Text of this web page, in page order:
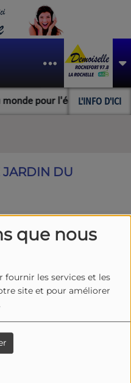
que nous
fournir les services et les
site et pour améliorer
L'INFO D'ICI
pour l'équipe
JARDIN DU